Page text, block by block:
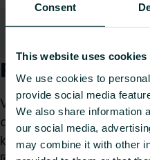
Consent
This website uses cookies
We use cookies to
provide social media
We also share information
our social media,
may combine it with other
Apraksts Lejupielādes
Produkta
Vido ir inovatīvs
dzesēšanai visu gadu,
komerciālām telpām,